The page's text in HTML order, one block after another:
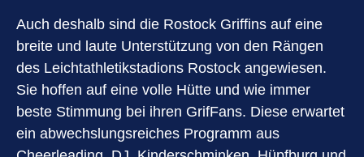
Auch deshalb sind die Rostock Griffins auf eine
breite und laute Unterstützung von den Rängen
des Leichtathletikstadions Rostock angewiesen.
Sie hoffen auf eine volle Hütte und wie immer
beste Stimmung bei ihren GrifFans. Diese erwartet
ein abwechslungsreiches Programm aus